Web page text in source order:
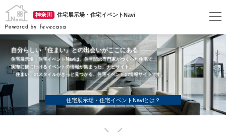
神奈川 住宅展示場・住宅イベントNavi
自分らしい『住まい』との出会いがここにある
住宅展示場・住宅イベントNaviは、住空間の専門家がつくった住宅で
実際に観に行けるイベントの情報が集まった、ナビサイト。
「住まい」のスタイルがきっと見つかる、住宅イベントの情報サイトです。
住宅展示場・住宅イベントNaviとは？